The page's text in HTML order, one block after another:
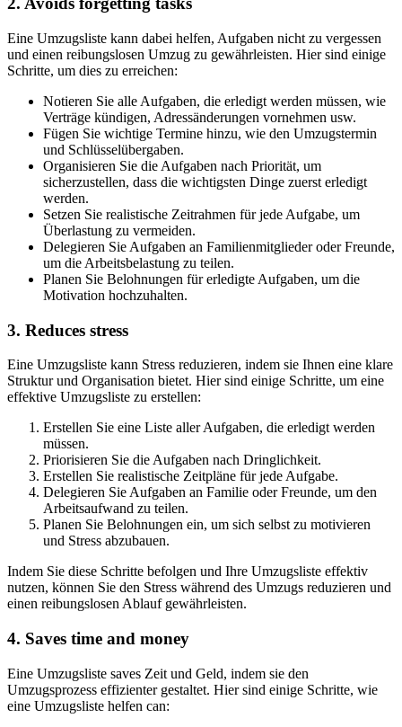
Eine Umzugsliste kann dabei helfen, Aufgaben nicht zu vergessen
und einen reibungslosen Umzug zu gewährleisten. Hier sind einige
Schritte, um dies zu erreichen:
Notieren Sie alle Aufgaben, die erledigt werden müssen, wie
Verträge kündigen, Adressänderungen vornehmen usw.
Fügen Sie wichtige Termine hinzu, wie den Umzugstermin
und Schlüsselübergaben.
Organisieren Sie die Aufgaben nach Priorität, um
sicherzustellen, dass die wichtigsten Dinge zuerst erledigt
werden.
Setzen Sie realistische Zeitrahmen für jede Aufgabe, um
Überlastung zu vermeiden.
Delegieren Sie Aufgaben an Familienmitglieder oder Freunde,
um die Arbeitsbelastung zu teilen.
Planen Sie Belohnungen für erledigte Aufgaben, um die
Motivation hochzuhalten.
3. Reduces stress
Eine Umzugsliste kann Stress reduzieren, indem sie Ihnen eine klare
Struktur und Organisation bietet. Hier sind einige Schritte, um eine
effektive Umzugsliste zu erstellen:
Erstellen Sie eine Liste aller Aufgaben, die erledigt werden
müssen.
Priorisieren Sie die Aufgaben nach Dringlichkeit.
Erstellen Sie realistische Zeitpläne für jede Aufgabe.
Delegieren Sie Aufgaben an Familie oder Freunde, um den
Arbeitsaufwand zu teilen.
Planen Sie Belohnungen ein, um sich selbst zu motivieren
und Stress abzubauen.
Indem Sie diese Schritte befolgen und Ihre Umzugsliste effektiv
nutzen, können Sie den Stress während des Umzugs reduzieren und
einen reibungslosen Ablauf gewährleisten.
4. Saves time and money
Eine Umzugsliste saves Zeit und Geld, indem sie den
Umzugsprozess effizienter gestaltet. Hier sind einige Schritte, wie
eine Umzugsliste helfen can: